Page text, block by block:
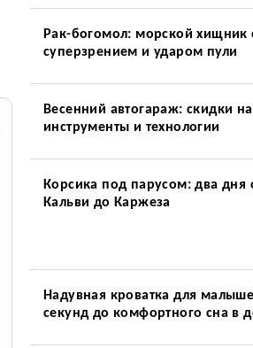
Рак-богомол: морской хищник
суперзрением и ударом пули
Весенний автогараж: скидки
инструменты и технологии
Корсика под парусом: два дня
Кальви до Каржеза
Надувная кроватка для
секунд до комфортного сна в